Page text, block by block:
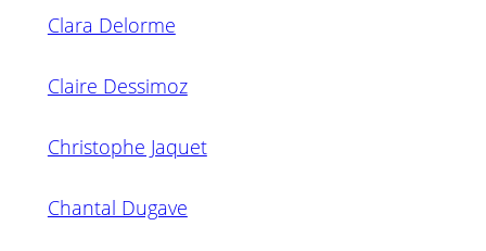
Clara Delorme
Claire Dessimoz
Christophe Jaquet
Chantal Dugave